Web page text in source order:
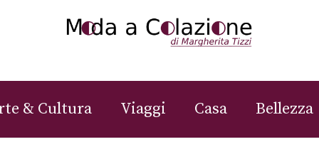
& Cultura Viaggi Casa Bellezza